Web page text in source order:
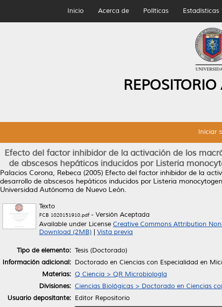
Inicio Acerca de Políticas Estadísticas
Iniciar
Efecto del factor inhibidor de la activación de los
de abscesos hepáticos inducidos por Listeria
Palacios Corona, Rebeca (2005) Efecto del factor inhibidor de la
desarrollo de abscesos hepáticos inducidos por Listeria
Universidad Autónoma de Nuevo León.
Texto
FCB 1020151910.pdf- Versión Aceptada
Available under License Creative Commons Attribution
Download (2MB)
Vista previa
Tipo de elemento: Tesis (Doctorado)
Información adicional: Doctorado en Ciencias con Especialidad en
Materias: Q Ciencia > QR Microbiología
Divisiones: Ciencias Biológicas > Doctorado en Ciencias
Usuario depositante: Editor Repositorio